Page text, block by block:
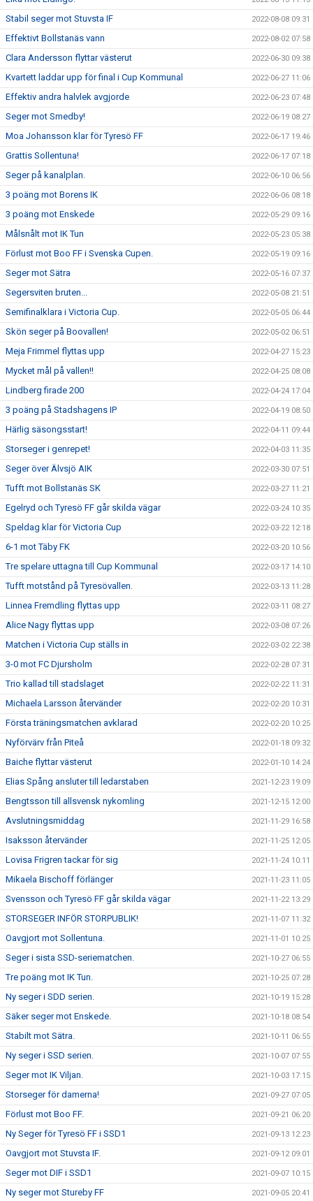
Stabil seger mot Stuvsta IF 2022-08-08 09:31
Effektivt Bollstanäs vann 2022-08-02 07:58
Clara Andersson flyttar västerut 2022-06-30 09:38
Kvartett laddar upp för final i Cup Kommunal 2022-06-27 11:06
Effektiv andra halvlek avgjorde 2022-06-23 07:48
Seger mot Smedby! 2022-06-19 08:27
Moa Johansson klar för Tyresö FF 2022-06-17 19:46
Grattis Sollentuna! 2022-06-17 07:18
Seger på kanalplan. 2022-06-10 06:56
3 poäng mot Borens IK 2022-06-06 08:18
3 poäng mot Enskede 2022-05-29 09:16
Målsnålt mot IK Tun 2022-05-23 05:38
Förlust mot Boo FF i Svenska Cupen. 2022-05-19 09:16
Seger mot Sätra 2022-05-16 07:37
Segersviten bruten... 2022-05-08 21:51
Semifinalklara i Victoria Cup. 2022-05-05 06:44
Skön seger på Boovallen! 2022-05-02 06:51
Meja Frimmel flyttas upp 2022-04-27 15:23
Mycket mål på vallen!! 2022-04-25 08:08
Lindberg firade 200 2022-04-24 17:04
3 poäng på Stadshagens IP 2022-04-19 08:50
Härlig säsongsstart! 2022-04-11 09:44
Storseger i genrepet! 2022-04-03 11:35
Seger över Älvsjö AIK 2022-03-30 07:51
Tufft mot Bollstanäs SK 2022-03-27 11:21
Egelryd och Tyresö FF går skilda vägar 2022-03-24 10:35
Speldag klar för Victoria Cup 2022-03-22 12:18
6-1 mot Täby FK 2022-03-20 10:56
Tre spelare uttagna till Cup Kommunal 2022-03-17 14:10
Tufft motstånd på Tyresövallen. 2022-03-13 11:28
Linnea Fremdling flyttas upp 2022-03-11 08:27
Alice Nagy flyttas upp 2022-03-08 07:26
Matchen i Victoria Cup ställs in 2022-03-02 22:38
3-0 mot FC Djursholm 2022-02-28 07:31
Trio kallad till stadslaget 2022-02-22 11:31
Michaela Larsson återvänder 2022-02-20 10:31
Första träningsmatchen avklarad 2022-02-20 10:25
Nyförvärv från Piteå 2022-01-18 09:32
Baiche flyttar västerut 2022-01-10 14:24
Elias Spång ansluter till ledarstaben 2021-12-23 19:09
Bengtsson till allsvensk nykomling 2021-12-15 12:00
Avslutningsmiddag 2021-11-29 16:58
Isaksson återvänder 2021-11-25 12:05
Lovisa Frigren tackar för sig 2021-11-24 10:11
Mikaela Bischoff förlänger 2021-11-23 11:05
Svensson och Tyresö FF går skilda vägar 2021-11-22 13:29
STORSEGER INFÖR STORPUBLIK! 2021-11-07 11:32
Oavgjort mot Sollentuna. 2021-11-01 10:25
Seger i sista SSD-seriematchen. 2021-10-27 06:55
Tre poäng mot IK Tun. 2021-10-25 07:28
Ny seger i SDD serien. 2021-10-19 15:28
Säker seger mot Enskede. 2021-10-18 08:54
Stabilt mot Sätra. 2021-10-11 06:55
Ny seger i SSD serien. 2021-10-07 07:55
Seger mot IK Viljan. 2021-10-03 17:15
Storseger för damerna! 2021-09-27 07:05
Förlust mot Boo FF. 2021-09-21 06:20
Ny Seger för Tyresö FF i SSD1 2021-09-13 12:23
Oavgjort mot Stuvsta IF. 2021-09-12 09:01
Seger mot DIF i SSD1 2021-09-07 10:15
Ny seger mot Stureby FF 2021-09-05 20:41